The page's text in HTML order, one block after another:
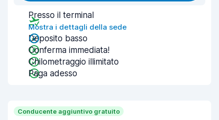
Presso il terminal
Mostra i dettagli della sede
Deposito basso
Conferma immediata!
Chilometraggio illimitato
Paga adesso
Conducente aggiuntivo gratuito